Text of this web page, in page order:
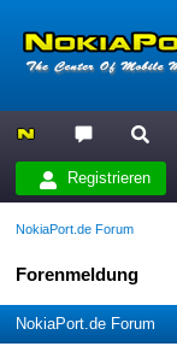
Registrieren
NokiaPort.de Forum
Forenmeldung
NokiaPort.de Forum